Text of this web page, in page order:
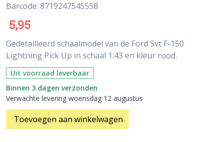
Barcode: 8719247545558
5,95
Gedetailleerd schaalmodel van de Ford Svt F-150
Lightning Pick Up in schaal 1:43 en kleur rood.
Uit voorraad leverbaar
Binnen 3 dagen verzonden
Verwachte levering woensdag 12 augustus
Toevoegen aan winkelwagen